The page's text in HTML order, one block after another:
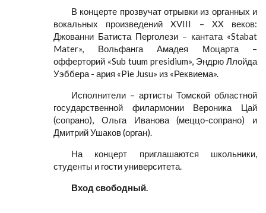
В концерте прозвучат отрывки из органных и
вокальных произведений XVIII – XX веков:
Джованни Батиста Перголези – кантата «Stabat
Mater», Вольфанга Амадея Моцарта –
офферторий «Sub tuum presidium», Эндрю Ллойда
Уэббера - ария «Pie Jusu» из «Реквиема».
Исполнители – артисты Томской областной
государственной филармонии Вероника Цай
(сопрано), Ольга Иванова (меццо-сопрано) и
Дмитрий Ушаков (орган).
На концерт приглашаются школьники,
студенты и гости университета.
Вход свободный.